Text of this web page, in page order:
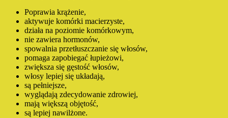
Poprawia krążenie,
aktywuje komórki macierzyste,
działa na poziomie komórkowym,
nie zawiera hormonów,
spowalnia przetłuszczanie się włosów,
pomaga zapobiegać łupieżowi,
zwiększa się gęstość włosów,
włosy lepiej się układają,
są pełniejsze,
wyglądają zdecydowanie zdrowiej,
mają większą objętość,
są lepiej nawilżone.